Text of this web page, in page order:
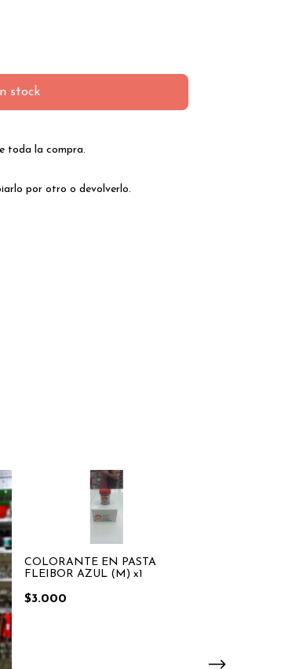
toda la compra.
por otro o devolverlo.
COLORANTE EN PASTA
FLEIBOR AZUL (M) x1
$3.000